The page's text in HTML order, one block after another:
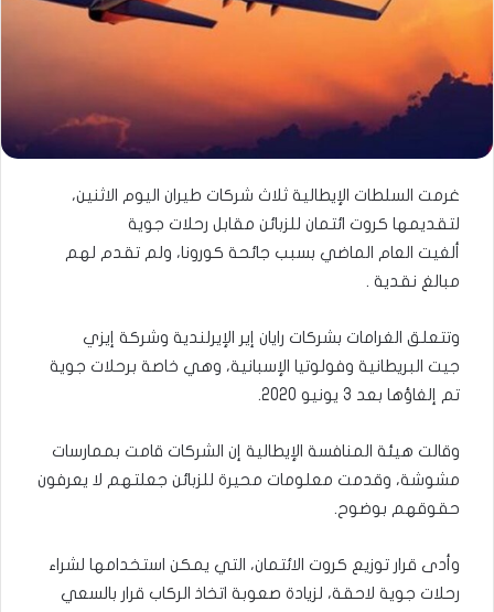
غرمت السلطات الإيطالية ثلاث شركات طيران اليوم الاثنين،
لتقديمها كروت ائتمان للزبائن مقابل رحلات جوية
ألغيت العام الماضي بسبب جائحة كورونا، ولم تقدم لهم
مبالغ نقدية .
وتتعلق الغرامات بشركات رايان إير الإيرلندية وشركة إيزي
جيت البريطانية وفولوتيا الإسبانية، وهي خاصة برحلات جوية
تم إلغاؤها بعد 3 يونيو 2020.
وقالت هيئة المنافسة الإيطالية إن الشركات قامت بممارسات
مشوشة، وقدمت معلومات محيرة للزبائن جعلتهم لا يعرفون
حقوقهم بوضوح.
وأدى قرار توزيع كروت الائتمان، التي يمكن استخدامها لشراء
رحلات جوية لاحقة، لزيادة صعوبة اتخاذ الركاب قرار بالسعي